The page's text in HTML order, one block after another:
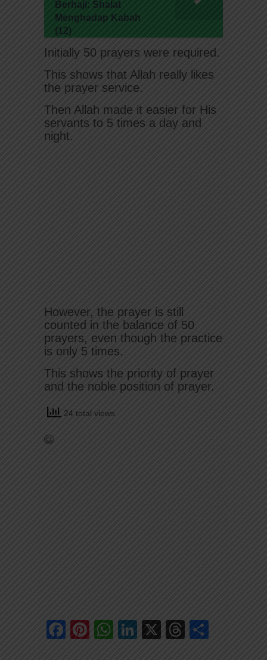
Berhaji: Shalat
Menghadap Kabah
(12)
Initially 50 prayers were required.
This shows that Allah really likes
the prayer service.
Then Allah made it easier for His
servants to 5 times a day and
night.
However, the prayer is still
counted in the balance of 50
prayers, even though the practice
is only 5 times.
This shows the priority of prayer
and the noble position of prayer.
24 total views
Facebook
Pinterest
WhatsApp
LinkedIn
X Threads